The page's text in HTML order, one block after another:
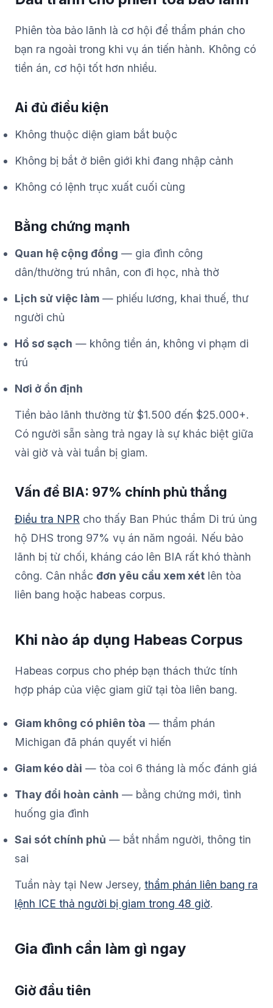
Phiên tòa bảo lãnh là cơ hội để thẩm phán cho
bạn ra ngoài trong khi vụ án tiến hành. Không có
tiền án, cơ hội tốt hơn nhiều.
Ai đủ điều kiện
Không thuộc diện giam bắt buộc
Không bị bắt ở biên giới khi đang nhập cảnh
Không có lệnh trục xuất cuối cùng
Bằng chứng mạnh
Quan hệ cộng đồng — gia đình công
dân/thường trú nhân, con đi học, nhà thờ
Lịch sử việc làm — phiếu lương, khai thuế, thư
người chủ
Hồ sơ sạch — không tiền án, không vi phạm di
trú
Nơi ở ổn định
Tiền bảo lãnh thường từ $1.500 đến $25.000+.
Có người sẵn sàng trả ngay là sự khác biệt giữa
vài giờ và vài tuần bị giam.
Vấn đề BIA: 97% chính phủ thắng
Điều tra NPR cho thấy Ban Phúc thẩm Di trú ủng
hộ DHS trong 97% vụ án năm ngoái. Nếu bảo
lãnh bị từ chối, kháng cáo lên BIA rất khó thành
công. Cân nhắc đơn yêu cầu xem xét lên tòa
liên bang hoặc habeas corpus.
Khi nào áp dụng Habeas Corpus
Habeas corpus cho phép bạn thách thức tính
hợp pháp của việc giam giữ tại tòa liên bang.
Giam không có phiên tòa — thẩm phán
Michigan đã phán quyết vi hiến
Giam kéo dài — tòa coi 6 tháng là mốc đánh giá
Thay đổi hoàn cảnh — bằng chứng mới, tình
huống gia đình
Sai sót chính phủ — bắt nhầm người, thông tin
sai
Tuần này tại New Jersey, thẩm phán liên bang ra
lệnh ICE thả người bị giam trong 48 giờ.
Gia đình cần làm gì ngay
Giờ đầu tiên